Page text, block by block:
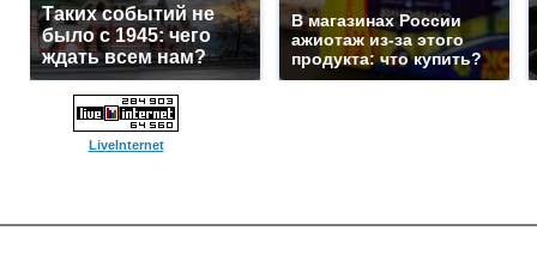
Таких событий не
было с 1945: чего
ждать всем нам?
В магазинах России
ажиотаж из-за этого
продукта: что купить?
LiveInternet